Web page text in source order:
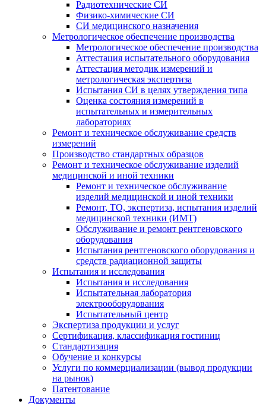
Радиотехнические СИ
Физико-химические СИ
СИ медицинского назначения
Метрологическое обеспечение производства
Метрологическое обеспечение производства
Аттестация испытательного оборудования
Аттестация методик измерений и
метрологическая экспертиза
Испытания СИ в целях утверждения типа
Оценка состояния измерений в
испытательных и измерительных
лабораториях
Ремонт и техническое обслуживание средств
измерений
Производство стандартных образцов
Ремонт и техническое обслуживание изделий
медицинской и иной техники
Ремонт и техническое обслуживание
изделий медицинской и иной техники
Ремонт, ТО, экспертиза, испытания изделий
медицинской техники (ИМТ)
Обслуживание и ремонт рентгеновского
оборудования
Испытания рентгеновского оборудования и
средств радиационной защиты
Испытания и исследования
Испытания и исследования
Испытательная лаборатория
электрооборудования
Испытательный центр
Экспертиза продукции и услуг
Сертификация, классификация гостиниц
Стандартизация
Обучение и конкурсы
Услуги по коммерциализации (вывод продукции
на рынок)
Патентование
Документы